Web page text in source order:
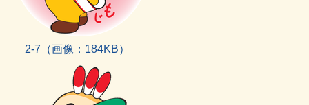
2‐7（画像：184KB）